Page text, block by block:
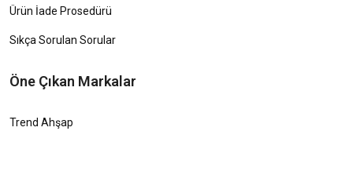
Ürün İade Prosedürü
Sıkça Sorulan Sorular
Öne Çıkan Markalar
Trend Ahşap